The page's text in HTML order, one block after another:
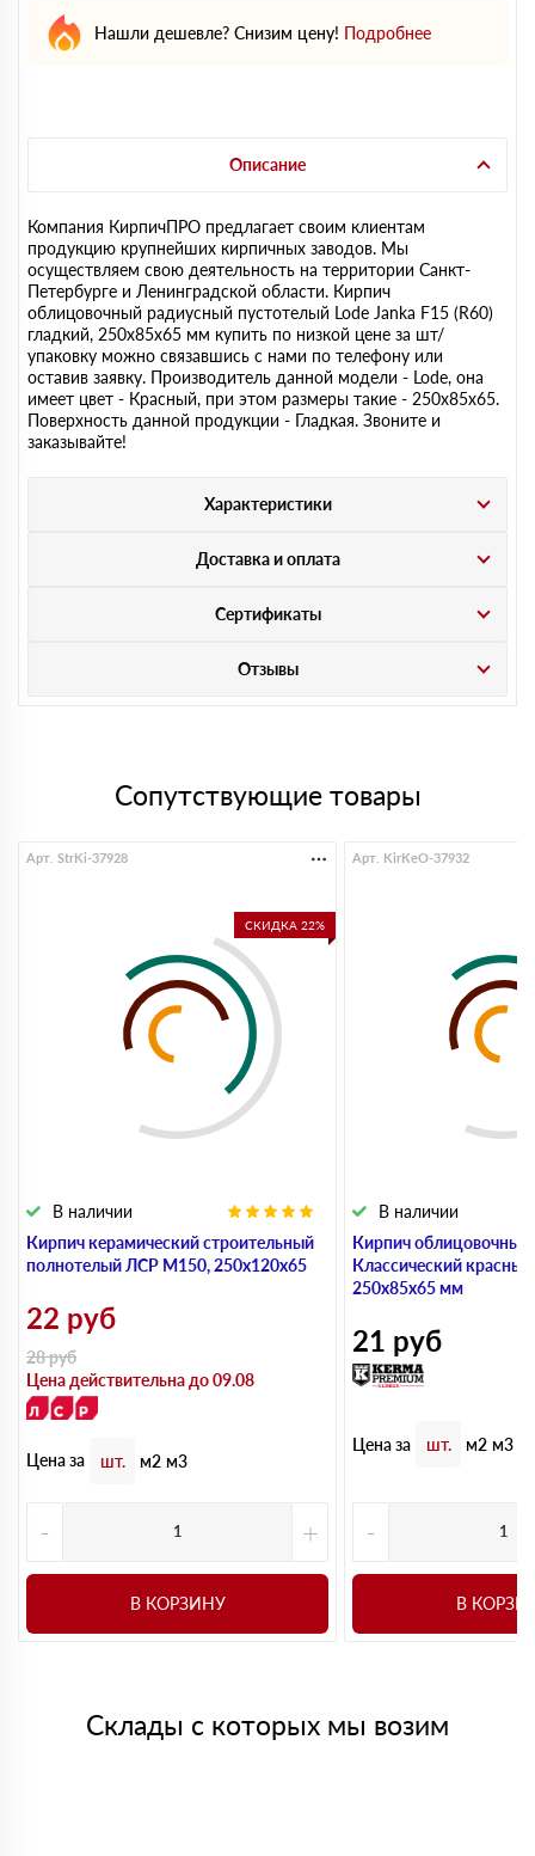
Нашли дешевле? Снизим цену! Подробнее
Описание
Компания КирпичПРО предлагает своим клиентам
продукцию крупнейших кирпичных заводов. Мы
осуществляем свою деятельность на территории Санкт-
Петербурге и Ленинградской области. Кирпич
облицовочный радиусный пустотелый Lode Janka F15 (R60)
гладкий, 250х85х65 мм купить по низкой цене за шт/
упаковку можно связавшись с нами по телефону или
оставив заявку. Производитель данной модели - Lode, она
имеет цвет - Красный, при этом размеры такие - 250х85х65.
Поверхность данной продукции - Гладкая. Звоните и
заказывайте!
Характеристики
Доставка и оплата
Сертификаты
Отзывы
Сопутствующие товары
СКИДКА 22%
Кирпич керамический строительный
полнотелый ЛСР М150, 250х120х65
В наличии
Арт. StrKi-37928
22 руб
28руб
Цена действительна до 09.08
Цена за шт. м2 м3
- +
В КОРЗИНУ
Кирпич облицовочный
Классический красный
250х85х65 мм
В наличии
Арт. KirKeO-37932
21 руб
Цена за шт. м2 м3
-
В
Склады с которых мы возим